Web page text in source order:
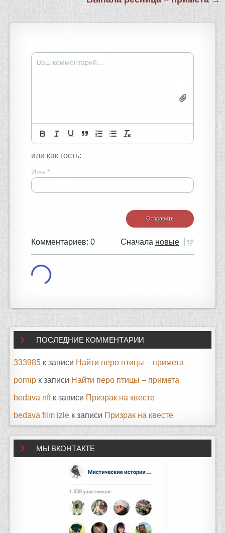
или как гость:
Имя *
Комментариев: 0 Сначала новые
ПОСЛЕДНИЕ КОММЕНТАРИИ
333985 к записи Найти перо птицы – примета
pornip к записи Найти перо птицы – примета
bedava nftк записи Призрак на квесте
bedava film izle к записи Призрак на квесте
МЫ ВКОНТАКТЕ